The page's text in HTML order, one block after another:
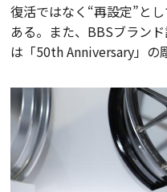
復活ではなく“再設定”と
ある。また、BBSブラン
は「50th Anniversary」の